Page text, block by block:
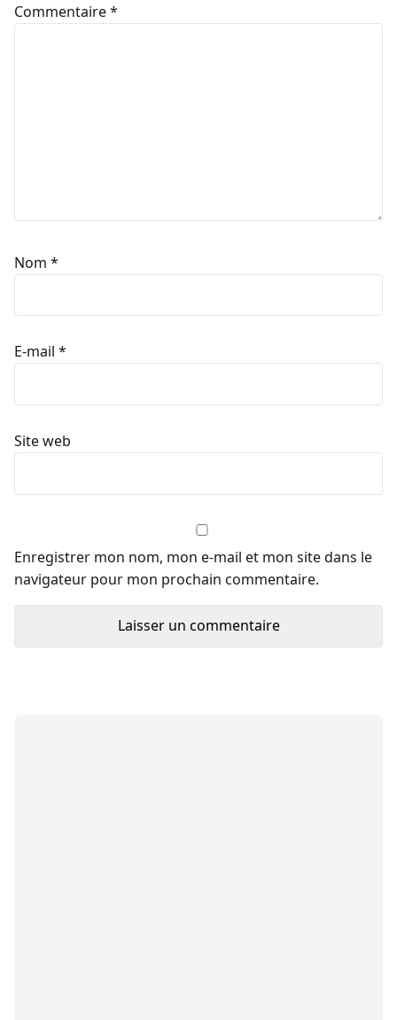
Commentaire*
Nom *
E-mail *
Site web
Enregistrer mon nom, mon e-mail et mon site dans le
navigateur pour mon prochain commentaire.